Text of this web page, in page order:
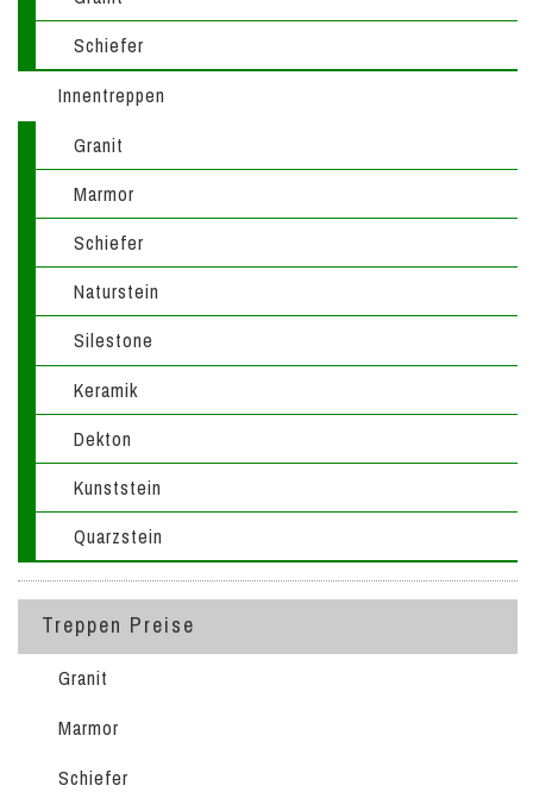
Schiefer
Innentreppen
Granit
Marmor
Schiefer
Naturstein
Silestone
Keramik
Dekton
Kunststein
Quarzstein
Treppen Preise
Granit
Marmor
Schiefer